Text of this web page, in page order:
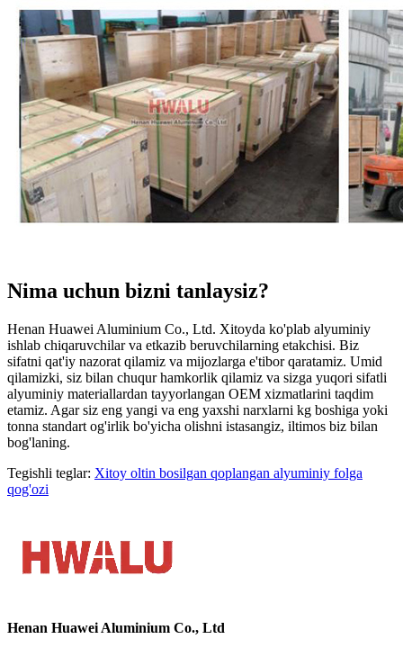
Nima uchun bizni tanlaysiz?
Henan Huawei Aluminium Co., Ltd. Xitoyda ko'plab alyuminiy
ishlab chiqaruvchilar va etkazib beruvchilarning etakchisi. Biz
sifatni qat'iy nazorat qilamiz va mijozlarga e'tibor qaratamiz. Umid
qilamizki, siz bilan chuqur hamkorlik qilamiz va sizga yuqori sifatli
alyuminiy materiallardan tayyorlangan OEM xizmatlarini taqdim
etamiz. Agar siz eng yangi va eng yaxshi narxlarni kg boshiga yoki
tonna standart og'irlik bo'yicha olishni istasangiz, iltimos biz bilan
bog'laning.
Tegishli teglar: Xitoy oltin bosilgan qoplangan alyuminiy folga
qog'ozi
Henan Huawei Aluminium Co., Ltd